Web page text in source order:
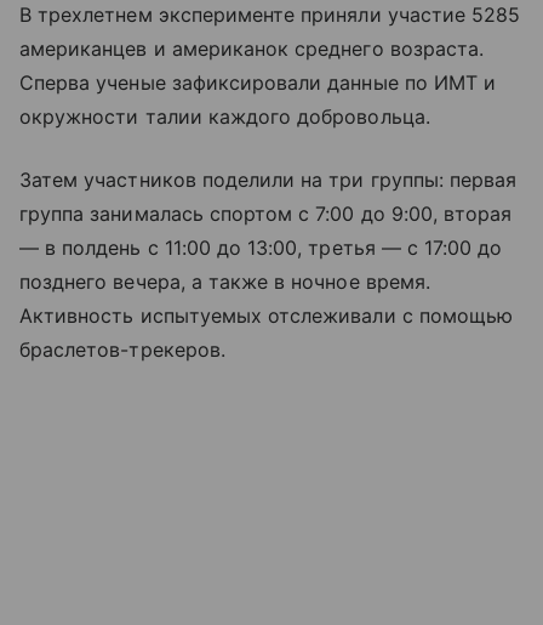
В трехлетнем эксперименте приняли участие 5285
американцев и американок среднего возраста.
Сперва ученые зафиксировали данные по ИМТ и
окружности талии каждого добровольца.
Затем участников поделили на три группы: первая
группа занималась спортом с 7:00 до 9:00, вторая
— в полдень с 11:00 до 13:00, третья — с 17:00 до
позднего вечера, а также в ночное время.
Активность испытуемых отслеживали с помощью
браслетов-трекеров.